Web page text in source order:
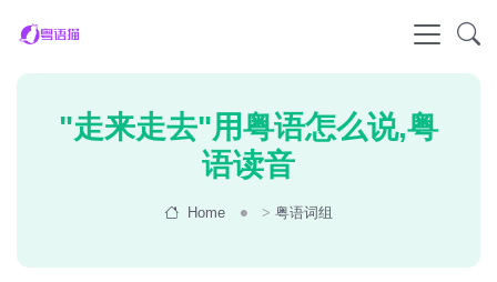
"走来走去"用粤语怎么说,粤
语读音
Home >粤语词组